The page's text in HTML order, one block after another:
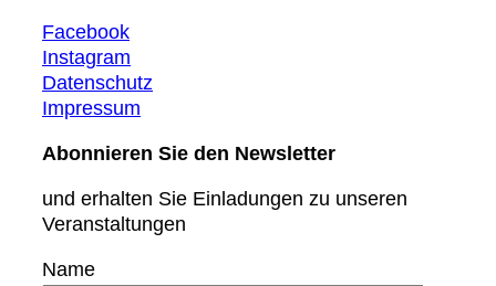
Facebook
Instagram
Datenschutz
Impressum
Abonnieren Sie den Newsletter
und erhalten Sie Einladungen zu unseren
Veranstaltungen
Name